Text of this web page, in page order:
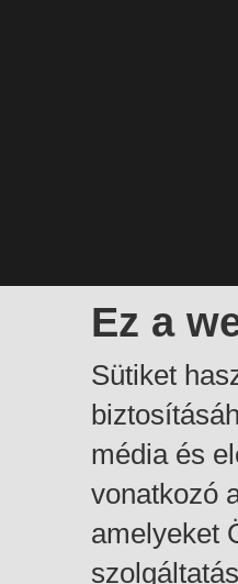
Ez a
Sütiket
média és
vonatkozó
amelyeket